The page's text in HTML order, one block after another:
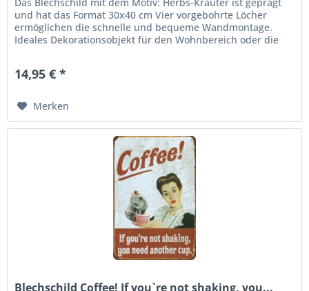
und hat das Format 30x40 cm Vier vorgebohrte Löcher
ermöglichen die schnelle und bequeme Wandmontage.
Ideales Dekorationsobjekt für den Wohnbereich oder die
14,95 € *
Merken
Blechschild Coffee! If you`re not shaking, you...